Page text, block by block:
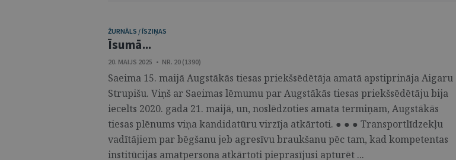
ŽURNĀLS / ĪSZIŅAS
Īsumā...
20. MAIJS 2025 • NR. 20 (1390)
Saeima 15. maijā Augstākās tiesas priekšsēdētāja amatā apstiprināja Aigaru
Strupišu. Viņš ar Saeimas lēmumu par Augstākās tiesas priekšsēdētāju bija
iecelts 2020. gada 21. maijā, un, noslēdzoties amata termiņam, Augstākās
tiesas plēnums viņa kandidatūru virzīja atkārtoti. ● ● ● Transportlīdzekļu
vadītājiem par bēgšanu jeb agresīvu braukšanu pēc tam, kad kompetentas
institūcijas amatpersona atkārtoti pieprasījusi apturēt ...